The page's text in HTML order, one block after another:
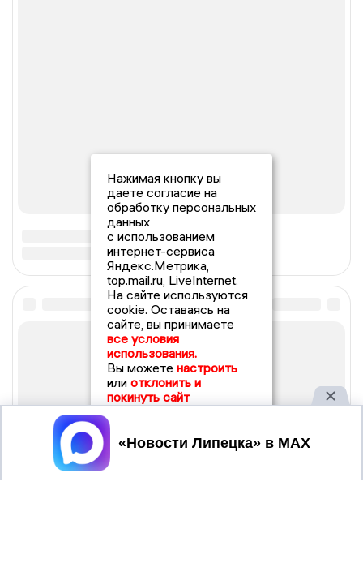
Нажимая кнопку вы
даете согласие на
обработку персональных
данных
с использованием
интернет-сервиса
Яндекс.Метрика,
top.mail.ru, LiveInternet.
На сайте используются
cookie. Оставаясь на
сайте, вы принимаете
все условия
использования.
Вы можете настроить
или отклонить и
покинуть сайт
Принять